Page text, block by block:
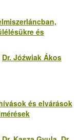
és
Dr. Jóźwiak Ákos
és elvárások